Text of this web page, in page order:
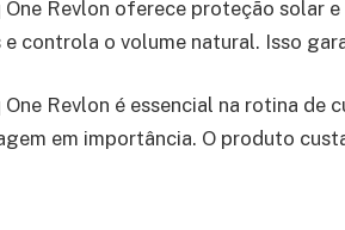
One Revlon oferece proteção solar
e controla o volume natural. Isso
One Revlon é essencial na rotina
em importância. O produto